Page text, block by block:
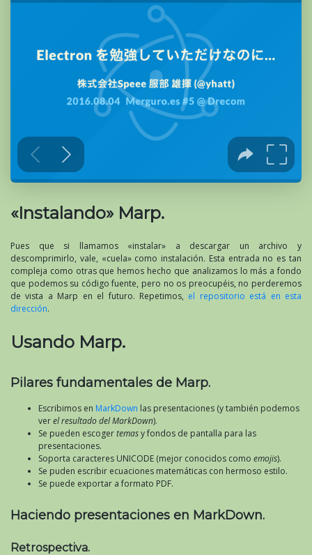
«Instalando» Marp.
Pues que si llamamos «instalar» a descargar un archivo y
descomprimirlo, vale, «cuela» como instalación. Esta entrada no es tan
compleja como otras que hemos hecho que analizamos lo más a fondo
que podemos su código fuente, pero no os preocupéis, no perderemos
de vista a Marp en el futuro. Repetimos, el repositorio está en esta
dirección.
Usando Marp.
Pilares fundamentales de Marp.
Escribimos en MarkDown las presentaciones (y también podemos
verel resultado del MarkDown).
Se pueden escogertemasy fondos de pantalla para las
presentaciones.
Soporta caracteres UNICODE (mejor conocidos como emojis).
Se puden escribir ecuaciones matemáticas con hermoso estilo.
Se puede exportar a formato PDF.
Haciendo presentaciones en MarkDown.
Retrospectiva.